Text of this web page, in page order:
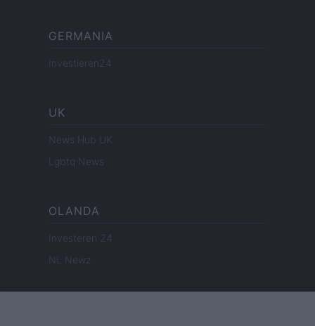
GERMANIA
Investieren24
UK
News Hub UK
Lgbtq News
OLANDA
Investeren 24
NL Newz